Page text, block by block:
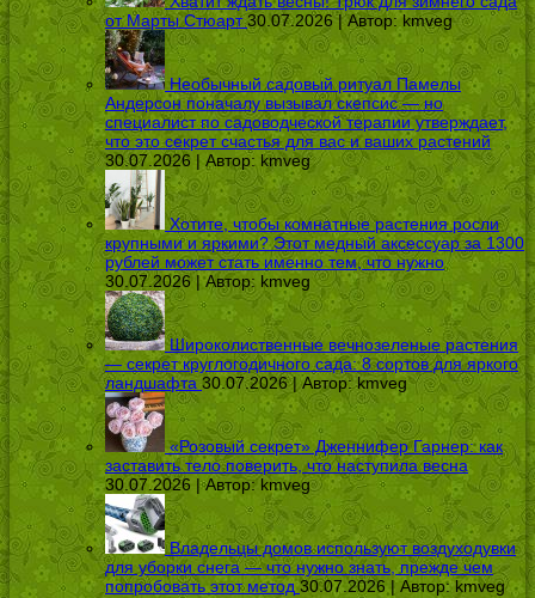
от Марты Стюарт 30.07.2026 | Автор:kmveg
Необычный садовый ритуал Памелы
Андерсон поначалу вызывал скепсис — но
специалист по садоводческой терапии утверждает,
что это секрет счастья для вас и ваших растений
30.07.2026 | Автор: kmveg
Хотите, чтобы комнатные растения росли
крупными и яркими? Этот медный аксессуар за 1300
рублей может стать именно тем, что нужно
30.07.2026 | Автор: kmveg
Широколиственные вечнозеленые растения
— секрет круглогодичного сада: 8 сортов для яркого
ландшафта 30.07.2026 | Автор:kmveg
«Розовый секрет» Дженнифер Гарнер: как
заставить тело поверить, что наступила весна
30.07.2026 | Автор:kmveg
Владельцы домов используют воздуходувки
для уборки снега — что нужно знать, прежде чем
попробовать этот метод 30.07.2026 | Автор:kmveg